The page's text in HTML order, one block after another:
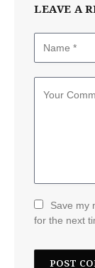
LEAVE A
Save my
for the next